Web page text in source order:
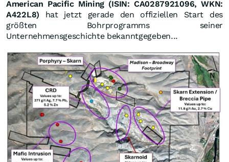
American Pacific Mining (ISIN: CA0287921096, WKN:
A422L8)
hat jetzt gerade den offiziellen Start des
größten Bohrprogramms seiner
Unternehmensgeschichte bekanntgegeben...